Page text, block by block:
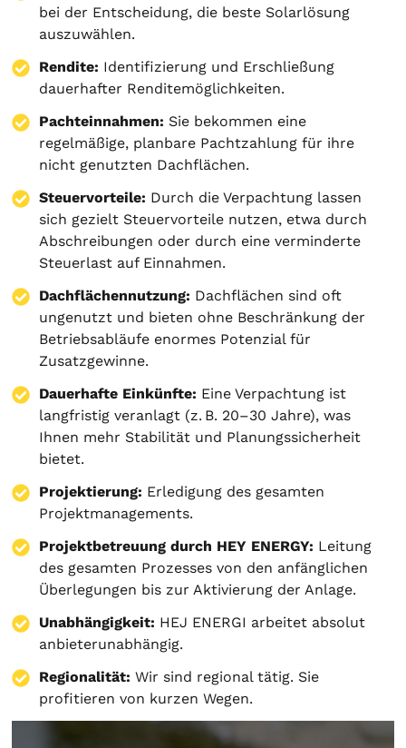
bei der Entscheidung, die beste Solarlösung
auszuwählen.
Rendite: Identifizierung und Erschließung
dauerhafter Renditemöglichkeiten.
Pachteinnahmen: Sie bekommen eine
regelmäßige, planbare Pachtzahlung für ihre
nicht genutzten Dachflächen.
Steuervorteile: Durch die Verpachtung lassen
sich gezielt Steuervorteile nutzen, etwa durch
Abschreibungen oder durch eine verminderte
Steuerlast auf Einnahmen.
Dachflächennutzung: Dachflächen sind oft
ungenutzt und bieten ohne Beschränkung der
Betriebsabläufe enormes Potenzial für
Zusatzgewinne.
Dauerhafte Einkünfte: Eine Verpachtung ist
langfristig veranlagt (z. B. 20–30 Jahre), was
Ihnen mehr Stabilität und Planungssicherheit
bietet.
Projektierung: Erledigung des gesamten
Projektmanagements.
Projektbetreuung durch HEY ENERGY: Leitung
des gesamten Prozesses von den anfänglichen
Überlegungen bis zur Aktivierung der Anlage.
Unabhängigkeit: HEJ ENERGI arbeitet absolut
anbieterunabhängig.
Regionalität: Wir sind regional tätig. Sie
profitieren von kurzen Wegen.